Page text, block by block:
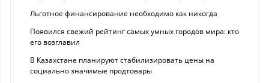
Льготное финансирование необходимо как никогда
Появился свежий рейтинг самых умных городов мира: кто
его возглавил
В Казахстане планируют стабилизировать цены на
социально значимые продтовары